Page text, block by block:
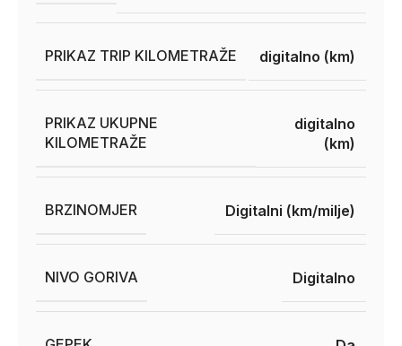
PRIKAZ TRIP KILOMETRAŽE digitalno (km)
PRIKAZ UKUPNE
KILOMETRAŽE
digitalno
(km)
BRZINOMJER Digitalni (km/milje)
NIVO GORIVA Digitalno